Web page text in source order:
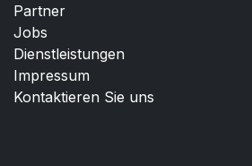
Partner
Jobs
Dienstleistungen
Impressum
Kontaktieren Sie uns